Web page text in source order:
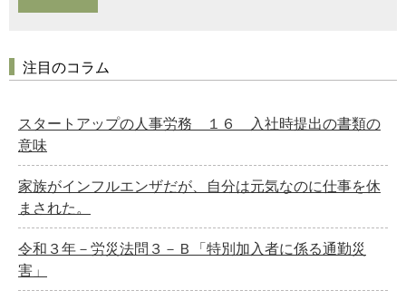
注目のコラム
スタートアップの人事労務 １６ 入社時提出の書類の
意味
家族がインフルエンザだが、自分は元気なのに仕事を休
まされた。
令和３年－労災法問３－Ｂ「特別加入者に係る通勤災
害」